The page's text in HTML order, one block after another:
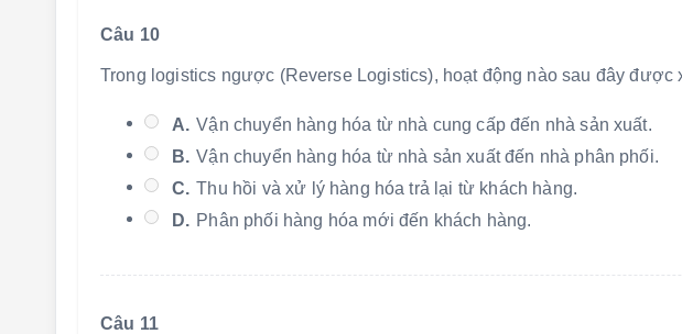
Câu 10
Trong logistics ngược (Reverse Logistics), hoạt động nào sau đây được
A. Vận chuyển hàng hóa từ nhà cung cấp đến nhà sản xuất.
B. Vận chuyển hàng hóa từ nhà sản xuất đến nhà phân phối.
C. Thu hồi và xử lý hàng hóa trả lại từ khách hàng.
D. Phân phối hàng hóa mới đến khách hàng.
Câu 11